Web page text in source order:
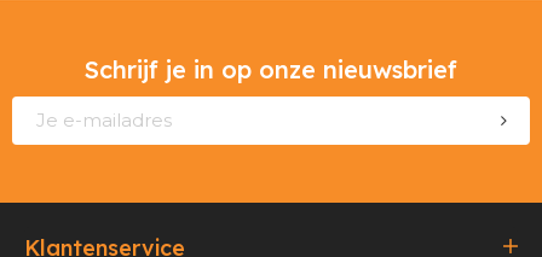
Schrijf je in op onze nieuwsbrief
Klantenservice